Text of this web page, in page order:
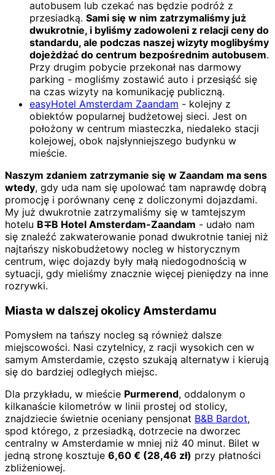
autobusem lub czekać nas będzie podróż z
przesiadką. Sami się w nim zatrzymaliśmy już
dwukrotnie, i byliśmy zadowoleni z relacji ceny do
standardu, ale podczas naszej wizyty moglibyśmy
dojeżdżać do centrum bezpośrednim autobusem.
Przy drugim pobycie przekonał nas darmowy
parking - mogliśmy zostawić auto i przesiąść się
na czas wizyty na komunikację publiczną.
easyHotel Amsterdam Zaandam - kolejny z
obiektów popularnej budżetowej sieci. Jest on
położony w centrum miasteczka, niedaleko stacji
kolejowej, obok najsłynniejszego budynku w
mieście.
Naszym zdaniem zatrzymanie się w Zaandam ma sens
wtedy, gdy uda nam się upolować tam naprawdę dobrą
promocję i porównany cenę z doliczonymi dojazdami.
My już dwukrotnie zatrzymaliśmy się w tamtejszym
hotelu B∓B Hotel Amsterdam-Zaandam - udało nam
się znaleźć zakwaterowanie ponad dwukrotnie taniej niż
najtańszy niskobudżetowy nocleg w historycznym
centrum, więc dojazdy były małą niedogodnością w
sytuacji, gdy mieliśmy znacznie więcej pieniędzy na inne
rozrywki.
Miasta w dalszej okolicy Amsterdamu
Pomysłem na tańszy nocleg są również dalsze
miejscowości. Nasi czytelnicy, z racji wysokich cen w
samym Amsterdamie, często szukają alternatyw i kierują
się do bardziej odległych miejsc.
Dla przykładu, w mieście Purmerend, oddalonym o
kilkanaście kilometrów w linii prostej od stolicy,
znajdziecie świetnie oceniany pensjonat B&B Bardot,
spod którego, z przesiadką, dotrzecie na dworzec
centralny w Amsterdamie w mniej niż 40 minut. Bilet w
jedną stronę kosztuje 6,60 € (28,46 zł) przy płatności
zbliżeniowej.